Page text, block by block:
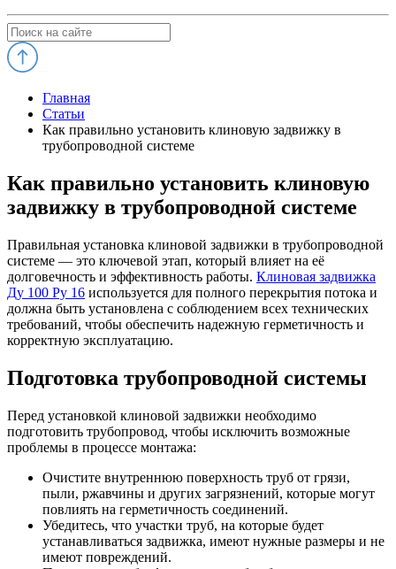
Главная
Статьи
Как правильно установить клиновую задвижку в
трубопроводной системе
Как правильно установить клиновую
задвижку в трубопроводной системе
Правильная установка клиновой задвижки в трубопроводной
системе — это ключевой этап, который влияет на её
долговечность и эффективность работы. Клиновая задвижка
Ду 100 Ру 16 используется для полного перекрытия потока и
должна быть установлена с соблюдением всех технических
требований, чтобы обеспечить надежную герметичность и
корректную эксплуатацию.
Подготовка трубопроводной системы
Перед установкой клиновой задвижки необходимо
подготовить трубопровод, чтобы исключить возможные
проблемы в процессе монтажа:
Очистите внутреннюю поверхность труб от грязи,
пыли, ржавчины и других загрязнений, которые могут
повлиять на герметичность соединений.
Убедитесь, что участки труб, на которые будет
устанавливаться задвижка, имеют нужные размеры и не
имеют повреждений.